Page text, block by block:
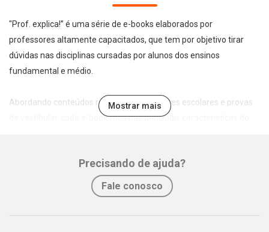
"Prof. explica!” é uma série de e-books elaborados por
professores altamente capacitados, que tem por objetivo tirar
dúvidas nas disciplinas cursadas por alunos dos ensinos
fundamental e médio.
Abordando conteúdos recorrentes em testes escolares e provas
de vestibular, cada e-book foca nas principais características do
No e-book "Prof. explica!” Biologia para o 3º ano do Ensino Médio
serão vistos os principais pontos sobre o estudo das células!
Mostrar mais
Precisando de ajuda?
Fale conosco